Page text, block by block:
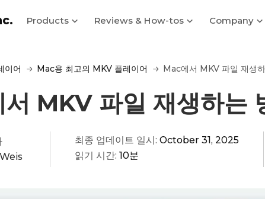
Products Reviews & How-tos Company
이어 Mac용 최고의 MKV 플레이어 Mac에서 MKV 파일 재생
MKV 파일 재생하는
최종 업데이트 일시: October 31, 2025
읽기 시간: 10분